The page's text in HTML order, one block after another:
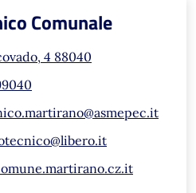
Comunale
4 88040